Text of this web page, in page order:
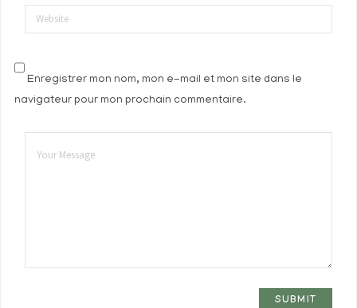
Website
Enregistrer mon nom, mon e-mail et mon site dans le
navigateur pour mon prochain commentaire.